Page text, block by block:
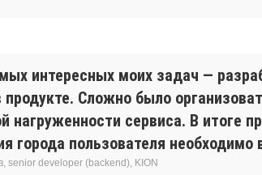
интересных моих задач —
продукте. Сложно было
нагруженности сервиса. В итоге
города пользователя
senior developer (backend), KION